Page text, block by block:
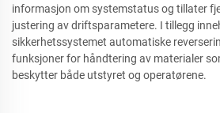
informasjon om systemstatus og tillater
justering av driftsparametere. I tillegg
sikkerhetssystemet automatiske
funksjoner for håndtering av materialer
beskytter både utstyret og operatørene.